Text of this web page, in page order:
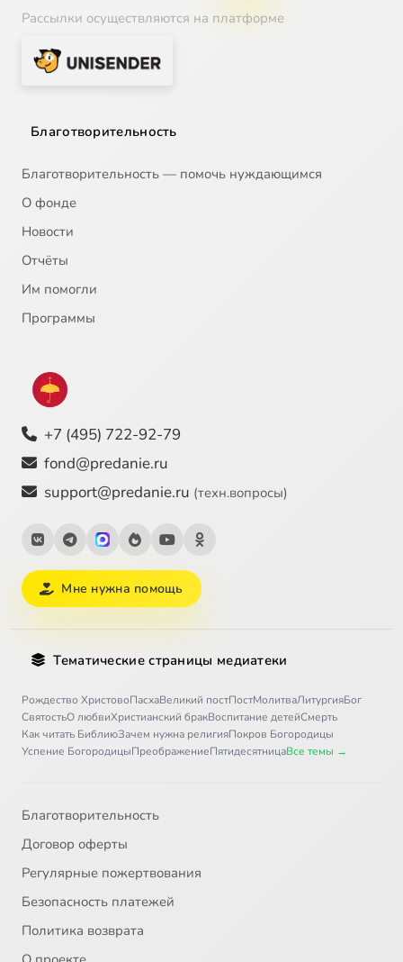
Рассылки осуществляются на платформе
Благотворительность
Благотворительность — помочь нуждающимся
О фонде
Новости
Отчёты
Им помогли
Программы
+7 (495) 722-92-79
fond@predanie.ru
support@predanie.ru (техн.вопросы)
Мне нужна помощь
Тематические страницы медиатеки
Рождество ХристовоПасхаВеликий постПостМолитваЛитургияБог
СвятостьО любвиХристианский бракВоспитание детейСмерть
Как читать БиблиюЗачем нужна религияПокров Богородицы
Успение БогородицыПреображениеПятидесятницаВсе темы →
Благотворительность
Договор оферты
Регулярные пожертвования
Безопасность платежей
Политика возврата